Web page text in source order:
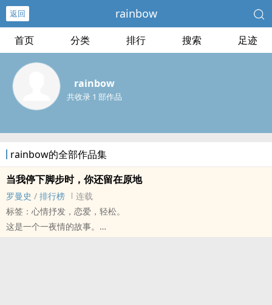
返回 rainbow
首页 分类 排行 搜索 足迹
rainbow
共收录 1 部作品
rainbow的全部作品集
当我停下脚步时，你还留在原地
罗曼史 / 排行榜
连载
标签：心情抒发，恋爱，轻松。
这是一个‌‎‌一‍‎夜‎情‌的故事。